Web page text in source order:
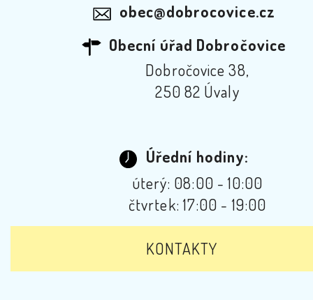
obec@dobrocovice.cz
Obecní úřad Dobročovice
Dobročovice 38,
250 82 Úvaly
Úřední hodiny:
úterý: 08:00 - 10:00
čtvrtek: 17:00 - 19:00
KONTAKTY